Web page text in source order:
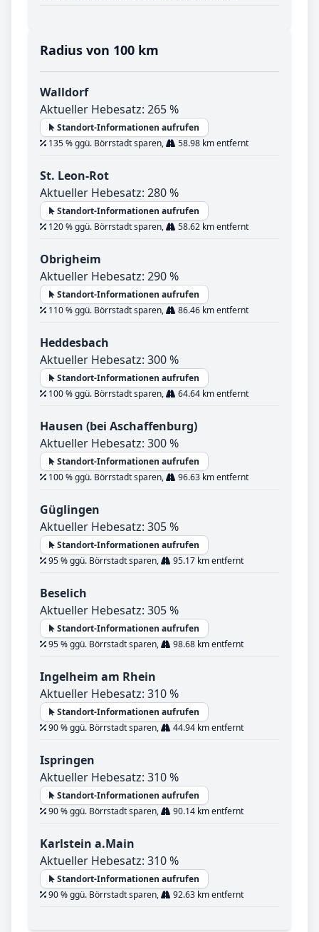
Radius von 100 km
Walldorf
Aktueller Hebesatz: 265 %
Standort-Informationen aufrufen
135 % ggü. Börrstadt sparen,
58.98 km entfernt
St. Leon-Rot
Aktueller Hebesatz: 280 %
Standort-Informationen aufrufen
120 % ggü. Börrstadt sparen,
58.62 km entfernt
Obrigheim
Aktueller Hebesatz: 290 %
Standort-Informationen aufrufen
110 % ggü. Börrstadt sparen,
86.46 km entfernt
Heddesbach
Aktueller Hebesatz: 300 %
Standort-Informationen aufrufen
100 % ggü. Börrstadt sparen,
64.64 km entfernt
Hausen (bei Aschaffenburg)
Aktueller Hebesatz: 300 %
Standort-Informationen aufrufen
100 % ggü. Börrstadt sparen,
96.63 km entfernt
Güglingen
Aktueller Hebesatz: 305 %
Standort-Informationen aufrufen
95 % ggü. Börrstadt sparen,
95.17 km entfernt
Beselich
Aktueller Hebesatz: 305 %
Standort-Informationen aufrufen
95 % ggü. Börrstadt sparen,
98.68 km entfernt
Ingelheim am Rhein
Aktueller Hebesatz: 310 %
Standort-Informationen aufrufen
90 % ggü. Börrstadt sparen,
44.94 km entfernt
Ispringen
Aktueller Hebesatz: 310 %
Standort-Informationen aufrufen
90 % ggü. Börrstadt sparen,
90.14 km entfernt
Karlstein a.Main
Aktueller Hebesatz: 310 %
Standort-Informationen aufrufen
90 % ggü. Börrstadt sparen,
92.63 km entfernt